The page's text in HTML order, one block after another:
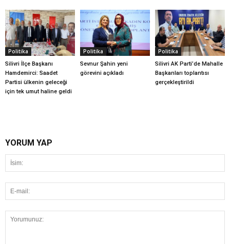
Politika
Silivri İlçe Başkanı
Hamdemirci: Saadet
Partisi ülkenin geleceği
için tek umut haline geldi
Politika
Sevnur Şahin yeni
görevini açıkladı
Politika
Silivri AK Parti’de Mahalle
Başkanları toplantısı
gerçekleştirildi
YORUM YAP